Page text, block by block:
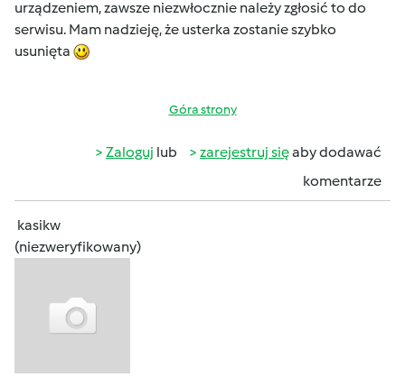
urządzeniem, zawsze niezwłocznie należy zgłosić to do
serwisu. Mam nadzieję, że usterka zostanie szybko
usunięta
Góra strony
Zaloguj lub zarejestruj sięaby dodawać
komentarze
kasikw
(niezweryfikowany)